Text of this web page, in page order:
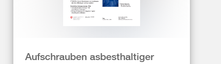
Aufschrauben asbesthaltiger